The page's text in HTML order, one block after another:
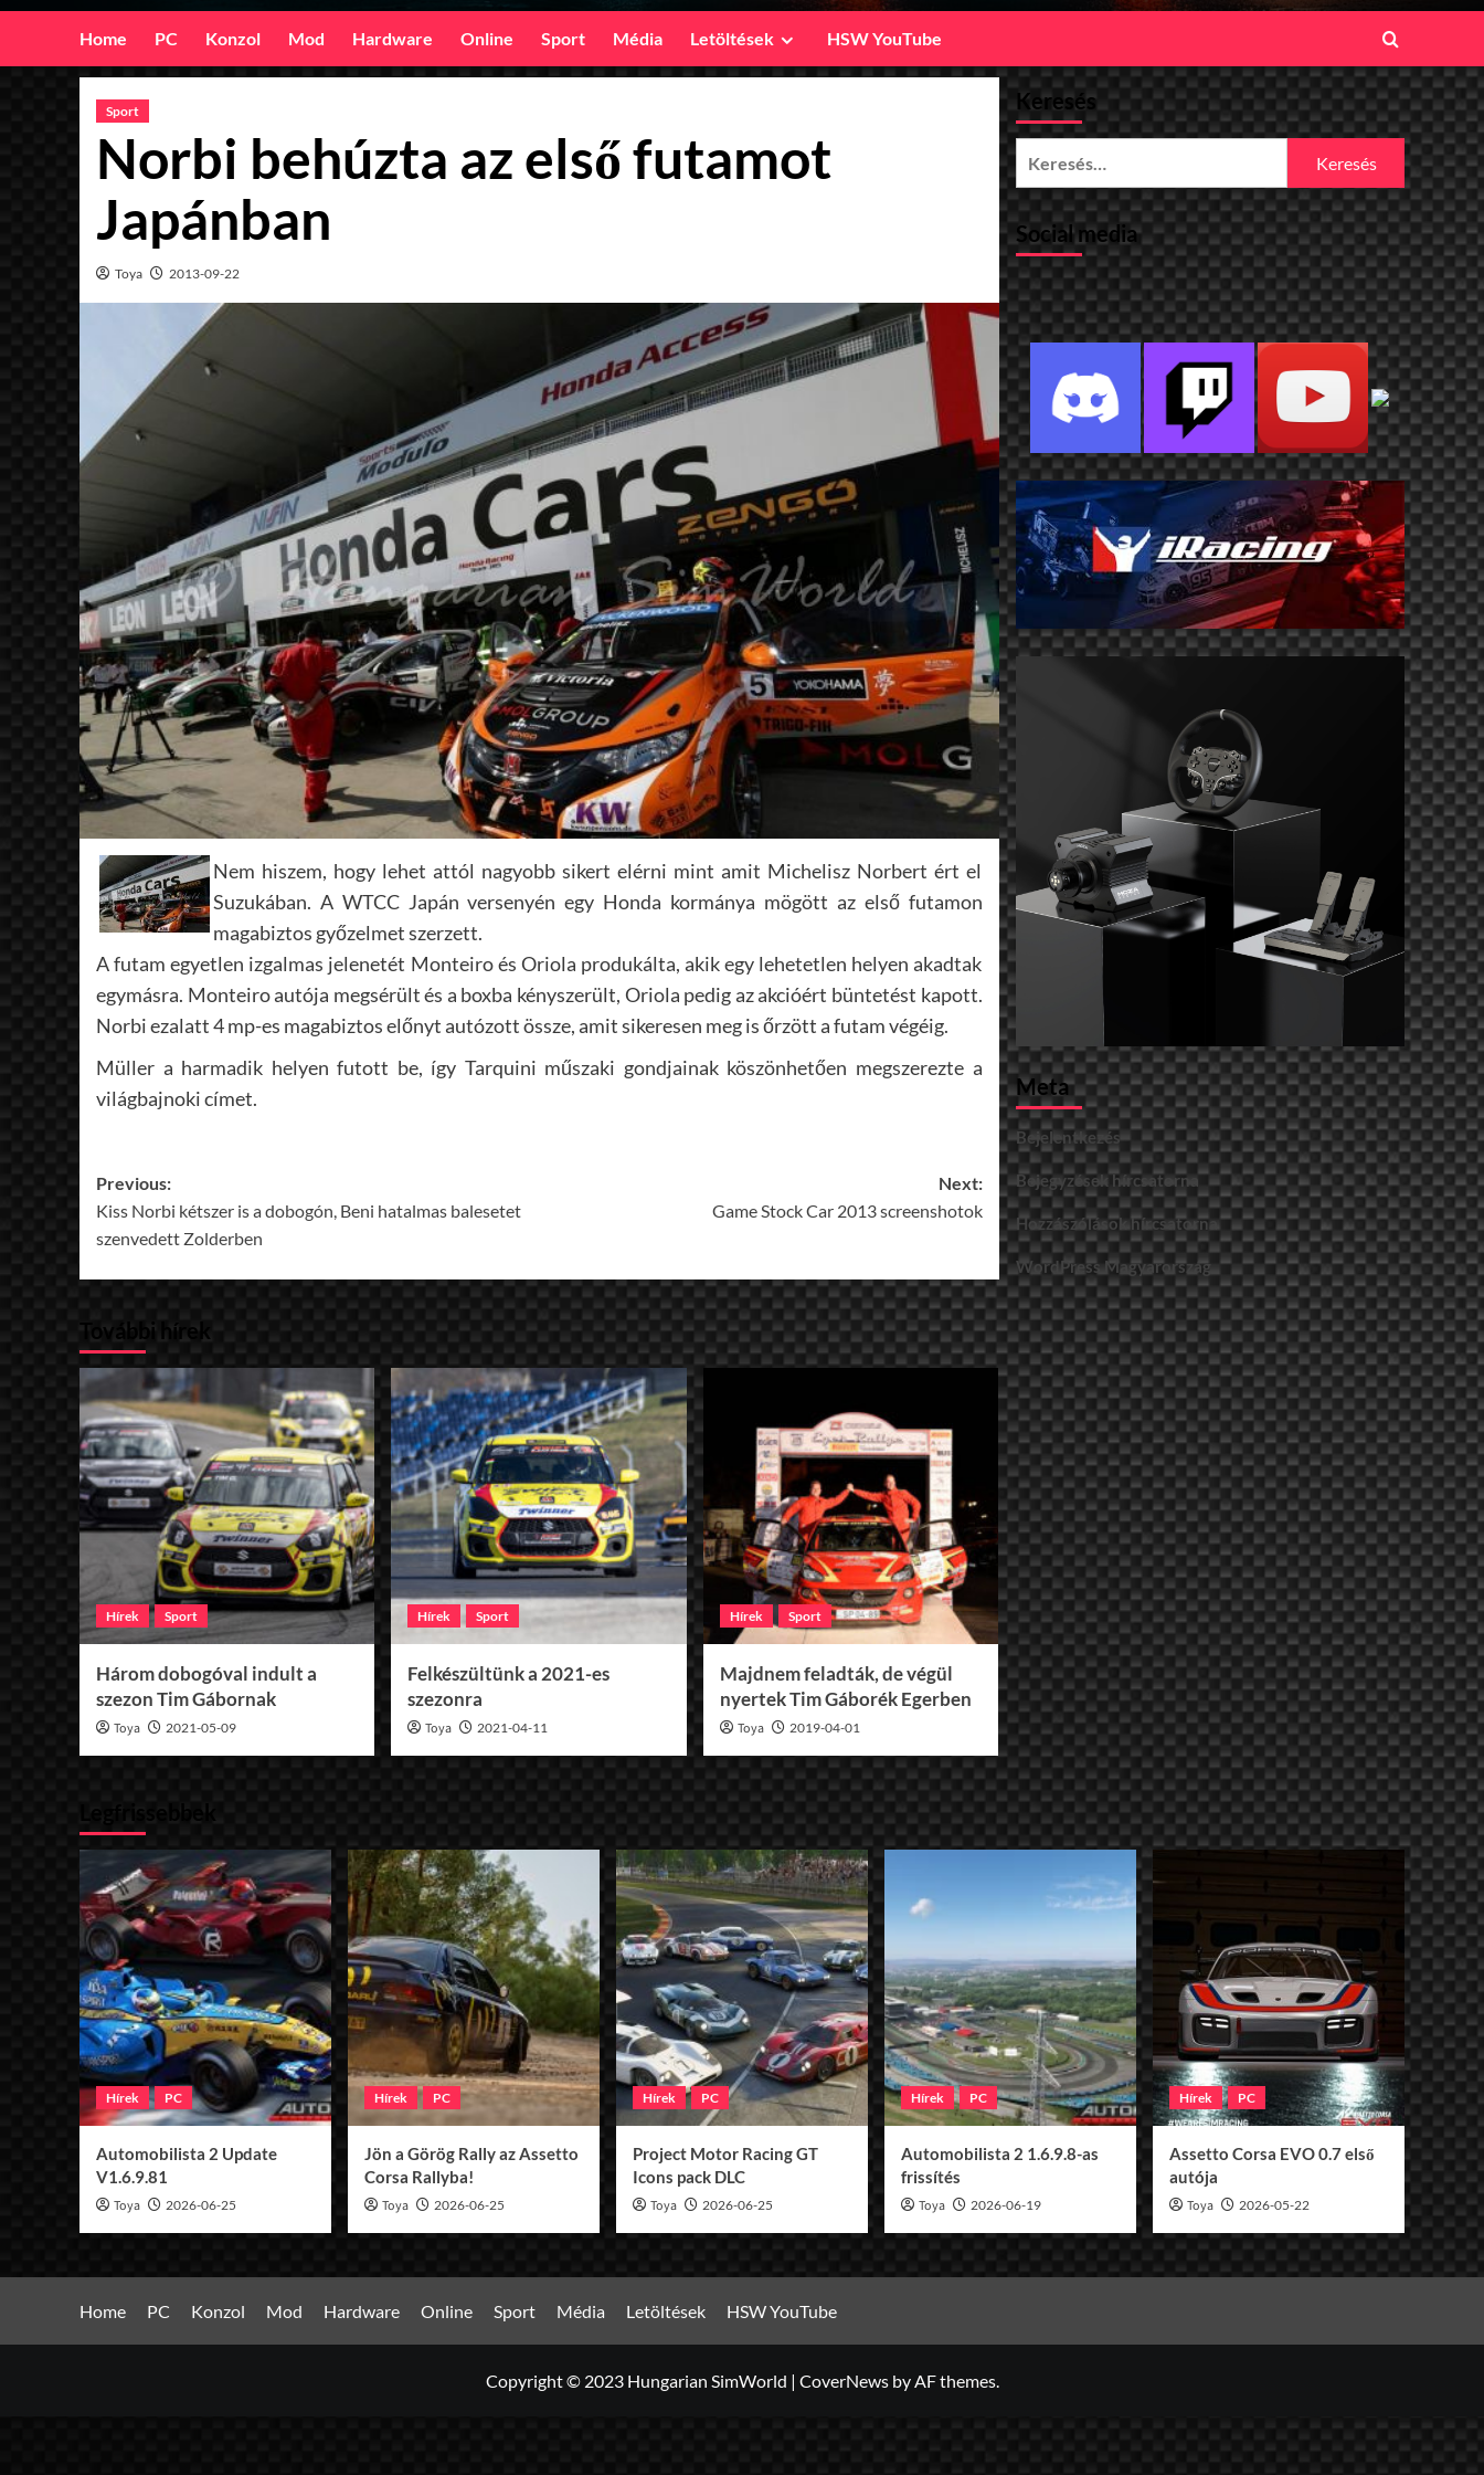
Home PC Konzol Mod Hardware Online Sport Média Letöltések HSW YouTube
Sport
Norbi behúzta az első futamot
Japánban
Toya 2013-09-22
Nem hiszem, hogy lehet attól nagyobb sikert elérni mint amit Michelisz Norbert ért el
Suzukában. A WTCC Japán versenyén egy Honda kormánya mögött az első futamon
magabiztos győzelmet szerzett.
A futam egyetlen izgalmas jelenetét Monteiro és Oriola produkálta, akik egy lehetetlen helyen akadtak
egymásra. Monteiro autója megsérült és a boxba kényszerült, Oriola pedig az akcióért büntetést kapott.
Norbi ezalatt 4 mp-es magabiztos előnyt autózott össze, amit sikeresen meg is őrzött a futam végéig.
Müller a harmadik helyen futott be, így Tarquini műszaki gondjainak köszönhetően megszerezte a
világbajnoki címet.
Post
navigation
Previous:
Kiss Norbi kétszer is a dobogón, Beni hatalmas balesetet
szenvedett Zolderben
Next:
Game Stock Car 2013 screenshotok
További hírek
Hírek Sport
Három dobogóval indult a
szezon Tim Gábornak
Toya 2021-05-09
Hírek Sport
Felkészültünk a 2021-es
szezonra
Toya 2021-04-11
Hírek Sport
Majdnem feladták, de végül
nyertek Tim Gáborék Egerben
Toya 2019-04-01
Keresés
Social media
Meta
Bejelentkezés
Bejegyzések hírcsatorna
Hozzászólások hírcsatorna
WordPress Magyarország
Legfrissebbek
Hírek PC
Automobilista 2 Update
V1.6.9.81
Toya 2026-06-25
Hírek PC
Jön a Görög Rally az Assetto
Corsa Rallyba!
Toya 2026-06-25
Hírek PC
Project Motor Racing GT
Icons pack DLC
Toya 2026-06-25
Hírek PC
Automobilista 2 1.6.9.8-as
frissítés
Toya 2026-06-19
Hírek PC
Assetto Corsa EVO 0.7 első
autója
Toya 2026-05-22
Home PC Konzol Mod Hardware Online Sport Média Letöltések HSW YouTube
Copyright © 2023 Hungarian SimWorld | CoverNewsby AF themes.